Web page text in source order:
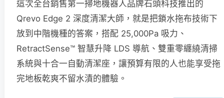
這次全台銷售第一掃地機器人品牌石頭科技推出的
Qrevo Edge 2 深度清潔大師，就是把鎖水拖布技術下
放到中階機種的答案，搭配 25,000Pa 吸力、
RetractSense™ 智慧升降 LDS 導航、雙重零纏繞清掃
系統與十合一自動清潔座，讓預算有限的人也能享受拖
完地板乾爽不留水漬的體驗。